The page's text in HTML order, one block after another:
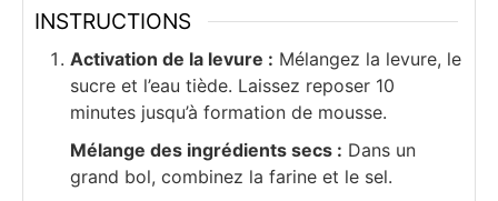
INSTRUCTIONS
Activation de la levure : Mélangez la levure, le
sucre et l’eau tiède. Laissez reposer 10
minutes jusqu’à formation de mousse.
Mélange des ingrédients secs : Dans un
grand bol, combinez la farine et le sel.